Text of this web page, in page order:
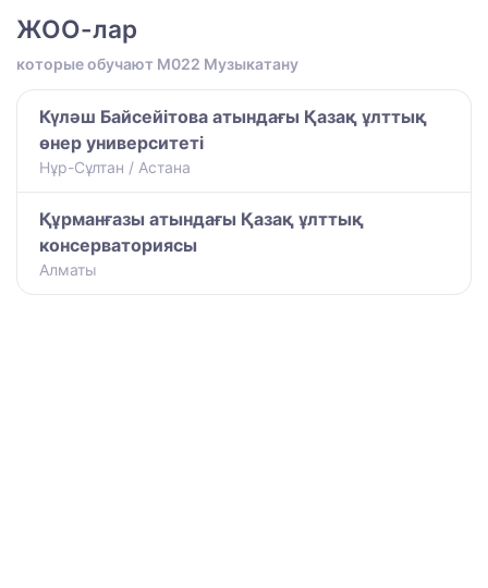
ЖОО-лар
которые обучают M022 Музыкатану
Күләш Байсейітова атындағы Қазақ ұлттық
өнер университеті
Нұр-Сұлтан / Астана
Құрманғазы атындағы Қазақ ұлттық
консерваториясы
Алматы